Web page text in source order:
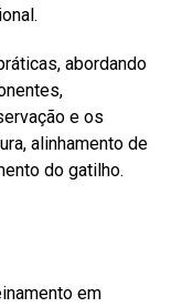
abordando
e os
alinhamento de
do gatilho.
em